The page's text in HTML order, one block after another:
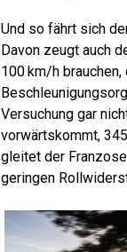
Und so fährt sich
Davon zeugt auch
100 km/h
Versuchung gar
vorwärtskommt,
gleitet der
geringen